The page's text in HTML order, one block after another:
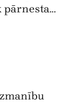
pārnesta…